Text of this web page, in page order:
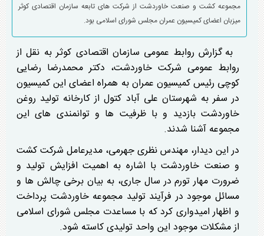
مجموعه کشت و صنعت خاوردشت از شرکت های تابعه سازمان اقتصادی کوثر
میزبان اعضای کمیسیون عمران مجلس شورای اسلامی بود.
به گزارش روابط عمومی سازمان اقتصادی کوثر به نقل از
روابط عمومی شرکت خاوردشت، دکتر محمدرضا رضایی
کوچی رئیس کمیسیون عمران به همراه اعضای این کمیسیون
در سفر به شهرستان علی آباد کتول از کارخانه تولید روغن
خاوردشت بازدید و با ظرفیت ها و توانمندی های این
مجموعه آشنا شدند.
در این دیدار، مهندس نظری جهرمی، مدیرعامل شرکت کشت
و صنعت خاوردشت با اشاره به اهمیت افزایش تولید و
ضرورت مهار تورم در سال جاری، به بیان برخی چالش ها و
مسائل موجود در فرآیند تولید مجموعه خاوردشت پرداخت
و اظهار امیدواری کرد که با مساعدت مجلس شورای اسلامی
از مشکلات موجود این واحد تولیدی کاسته شود.